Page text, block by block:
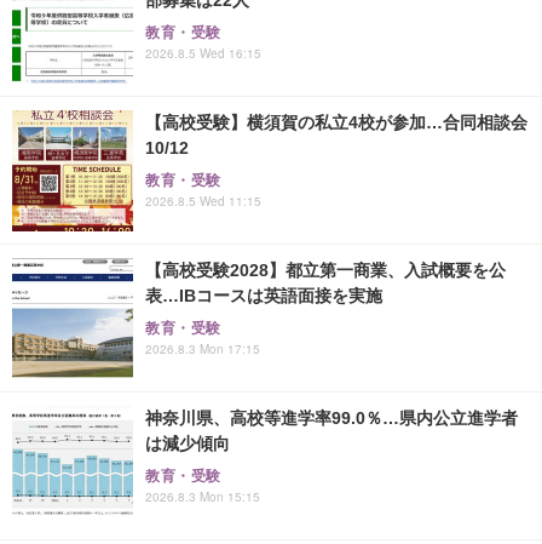
教育・受験
2026.8.5 Wed 16:15
【高校受験】横須賀の私立4校が参加…合同相談会
10/12
教育・受験
2026.8.5 Wed 11:15
【高校受験2028】都立第一商業、入試概要を公
表…IBコースは英語面接を実施
教育・受験
2026.8.3 Mon 17:15
神奈川県、高校等進学率99.0％…県内公立進学者
は減少傾向
教育・受験
2026.8.3 Mon 15:15